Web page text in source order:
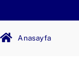
Anasayfa